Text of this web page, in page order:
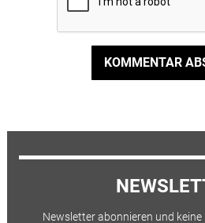
KOMMENTAR
Newsletter abonnieren und